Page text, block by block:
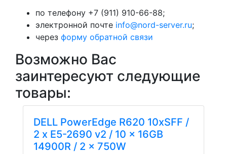
по телефону +7 (911) 910-66-88;
электронной почте info@nord-server.ru;
через форму обратной связи
Возможно Вас
заинтересуют следующие
товары:
DELL PowerEdge R620 10xSFF /
2 x E5-2690 v2 / 10 x 16GB
14900R / 2 x 750W